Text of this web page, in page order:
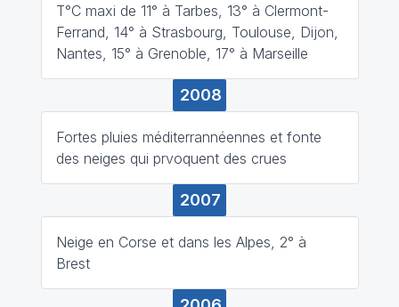
T°C maxi de 11° à Tarbes, 13° à Clermont-
Ferrand, 14° à Strasbourg, Toulouse, Dijon,
Nantes, 15° à Grenoble, 17° à Marseille
2008
Fortes pluies méditerrannéennes et fonte
des neiges qui prvoquent des crues
2007
Neige en Corse et dans les Alpes, 2° à
Brest